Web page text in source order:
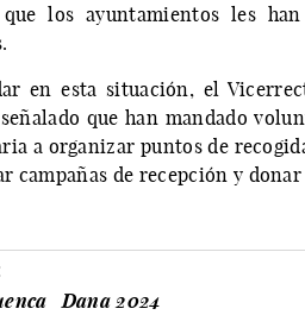
los ayuntamientos les
en esta situación, el
que han mandado
a organizar puntos de
campañas de recepción y
Dana 2024